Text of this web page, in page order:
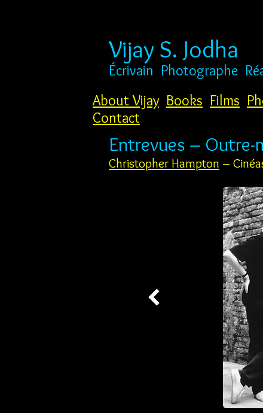
Vijay S. Jodha
Écrivain Photographe
About Vijay Books Films
Contact
Entrevues – Outre-
Christopher Hampton –